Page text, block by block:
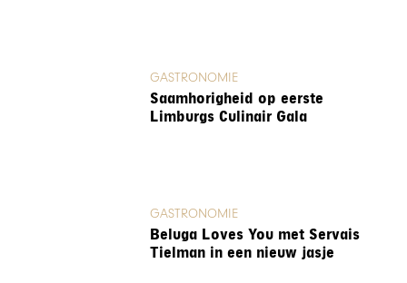
GASTRONOMIE
Saamhorigheid op eerste
Limburgs Culinair Gala
GASTRONOMIE
Beluga Loves You met Servais
Tielman in een nieuw jasje